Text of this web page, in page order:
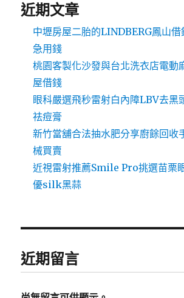
近期文章
中壢房屋二胎的LINDBERG鳳山
急用錢
桃園客製化沙發與台北洗衣店電動
屋借錢
眼科嚴選飛秒雷射白內障LBV去黑
祛痘膏
新竹當舖合法抽水肥分享廚餘回收
械買賣
近視雷射推薦Smile Pro挑選苗栗
優silk黑蒜
近期留言